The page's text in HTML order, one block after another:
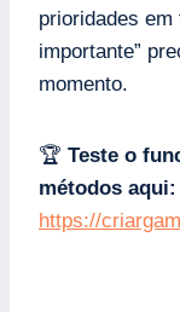
prioridades em
importante”
momento.
🏆 Teste o
métodos aqui:
https://